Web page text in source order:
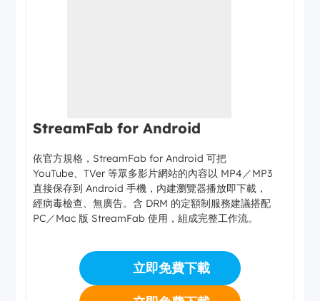
StreamFab for Android
依官方規格，StreamFab for Android 可把
YouTube、TVer 等眾多影片網站的內容以 MP4／MP3
直接保存到 Android 手機，內建瀏覽器播放即下載，
經病毒檢查、無廣告。含 DRM 的定額制服務建議搭配
PC／Mac 版 StreamFab 使用，組成完整工作流。
立即免費下載